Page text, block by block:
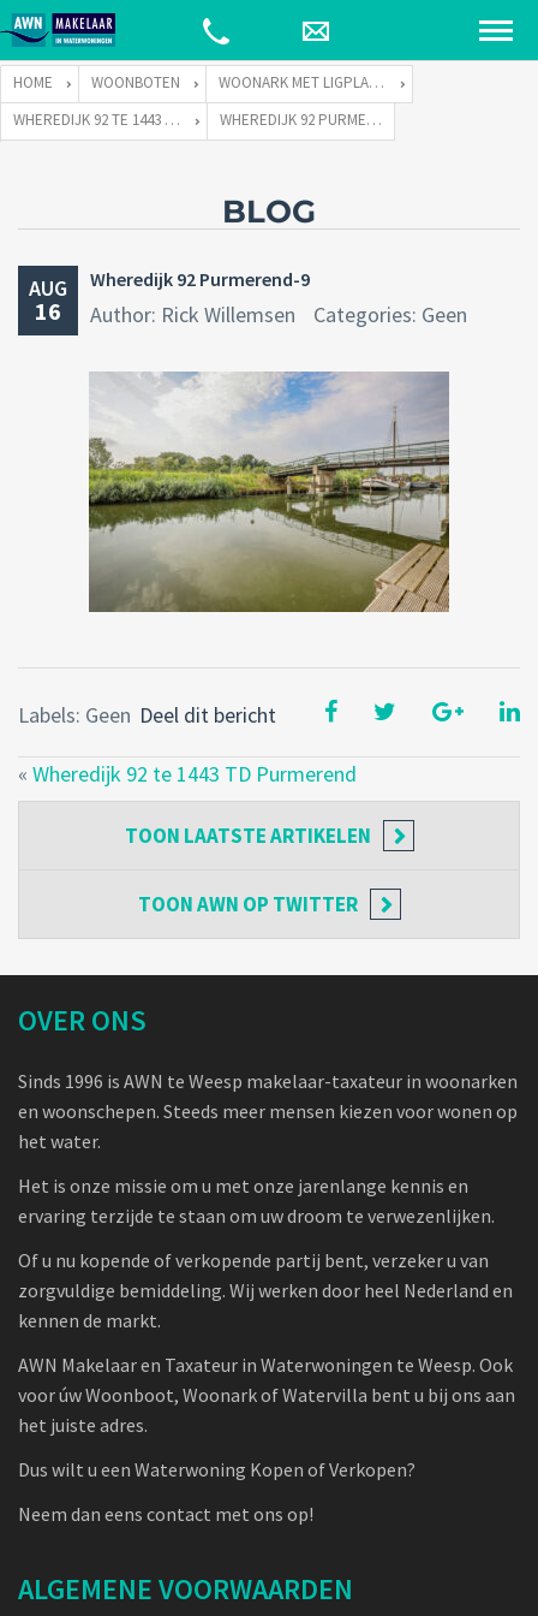
HOME WOONBOTEN
WOONARK MET LIGPLAATS
WHEREDIJK 92 TE 1443 TD PURMEREND
WHEREDIJK 92 PURMEREND-9
BLOG
AUG
16
Wheredijk 92 Purmerend-9
Author: Rick Willemsen Categories: Geen
Deel dit bericht
Labels: Geen
« Wheredijk 92 te 1443 TD Purmerend
TOON LAATSTE ARTIKELEN
TOONAWN OP TWITTER
OVER ONS
Sinds 1996 is AWN te Weesp makelaar-taxateur in woonarken
en woonschepen. Steeds meer mensen kiezen voor wonen op
het water.
Het is onze missie om u met onze jarenlange kennis en
ervaring terzijde te staan om uw droom te verwezenlijken.
Of u nu kopende of verkopende partij bent, verzeker u van
zorgvuldige bemiddeling. Wij werken door heel Nederland en
kennen de markt.
AWN Makelaar en Taxateur in Waterwoningen te Weesp. Ook
voor úw Woonboot, Woonark of Watervilla bent u bij ons aan
het juiste adres.
Dus wilt u een Waterwoning Kopen of Verkopen?
Neem dan eens contact met ons op!
ALGEMENE VOORWAARDEN